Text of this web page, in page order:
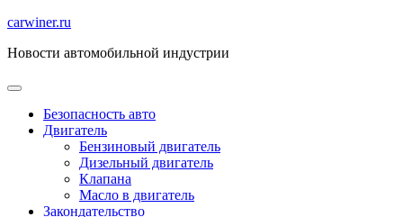
Перейти
содержимому
carwiner.ru
Новости автомобильной индустрии
Безопасность авто
Двигатель
Бензиновый двигатель
Дизельный двигатель
Клапана
Масло в двигатель
Закондательство